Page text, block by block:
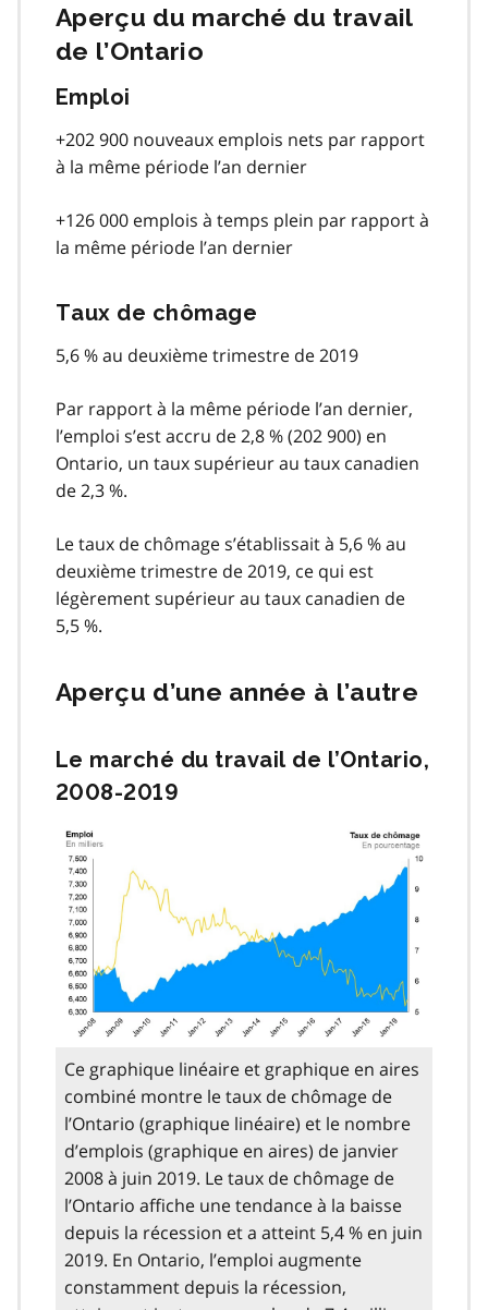
Aperçu du marché du travail
de l’Ontario
Emploi
+202 900 nouveaux emplois nets par rapport
à la même période l’an dernier
+126 000 emplois à temps plein par rapport à
la même période l’an dernier
Taux de chômage
5,6 % au deuxième trimestre de 2019
Par rapport à la même période l’an dernier,
l’emploi s’est accru de 2,8 % (202 900) en
Ontario, un taux supérieur au taux canadien
de 2,3 %.
Le taux de chômage s’établissait à 5,6 % au
deuxième trimestre de 2019, ce qui est
légèrement supérieur au taux canadien de
5,5 %.
Aperçu d’une année à l’autre
Le marché du travail de l’Ontario,
2008-2019
Ce graphique linéaire et graphique en aires
combiné montre le taux de chômage de
l’Ontario (graphique linéaire) et le nombre
d’emplois (graphique en aires) de janvier
2008 à juin 2019. Le taux de chômage de
l’Ontario affiche une tendance à la baisse
depuis la récession et a atteint 5,4 % en juin
2019. En Ontario, l’emploi augmente
constamment depuis la récession,